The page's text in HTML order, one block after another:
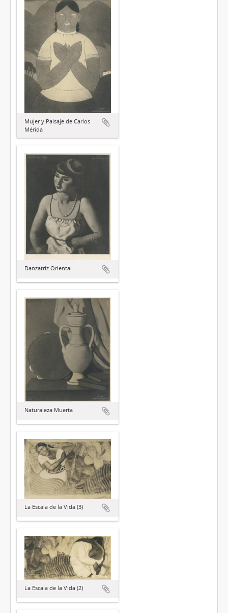
Mujer y Paisaje de Carlos
Mérida
Danzatriz Oriental
Naturaleza Muerta
La Escala de la Vida (3)
La Escala de la Vida (2)